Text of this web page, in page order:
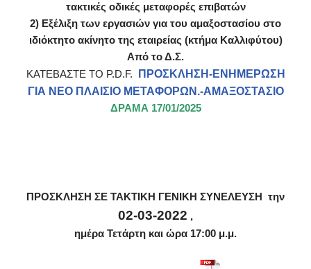
τακτικές οδικές μεταφορές επιβατών
2) Εξέλιξη των εργασιών για του αμαξοστασίου στο
ιδιόκτητο ακίνητο της εταιρείας (κτήμα Καλλιφύτου)
Από το Δ.Σ.
ΚΑΤΕΒΑΣΤΕ ΤΟ P.D.F.
ΠΡΟΣΚΛΗΣΗ-ΕΝΗΜΕΡΩΣΗ
ΓΙΑ ΝΕΟ ΠΛΑΙΣΙΟ ΜΕΤΑΦΟΡΩΝ.-ΑΜΑΞΟΣΤΑΣΙΟ
ΔΡΑΜΑ 17/01/2025
ΠΡΟΣΚΛΗΣΗ ΣΕ ΤΑΚΤΙΚΗ ΓΕΝΙΚΗ ΣΥΝΕΛΕΥΣΗ την
02-03-2022 ,
ημέρα Τετάρτη και ώρα 17:00 μ.μ.